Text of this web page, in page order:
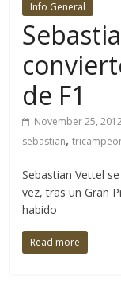
4×4
aventura
refiere.
No
solo
eventos
Info General
de F1
November 25,
sebastian,
Sebastian Vettel
vez, tras un Gran
habido
Read more